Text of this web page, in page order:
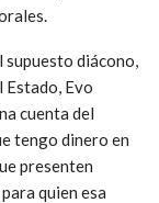
supuesto diácono,
Estado, Evo
cuenta del
tengo dinero en
presenten
quien esa